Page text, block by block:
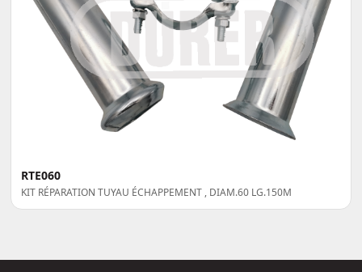
RTE060
KIT RÉPARATION TUYAU ÉCHAPPEMENT , DIAM.60 LG.150M